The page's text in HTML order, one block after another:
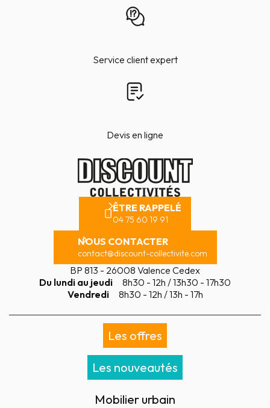
Service client expert
Devis en ligne
ÊTRE RAPPELÉ
04 75 60 19 91
NOUS CONTACTER
contact@discount-collectivite.com
BP 813 - 26008 Valence Cedex
Du lundi au jeudi
8h30 - 12h / 13h30 - 17h30
Vendredi
8h30 - 12h / 13h - 17h
Les offres
Les nouveautés
Mobilier urbain